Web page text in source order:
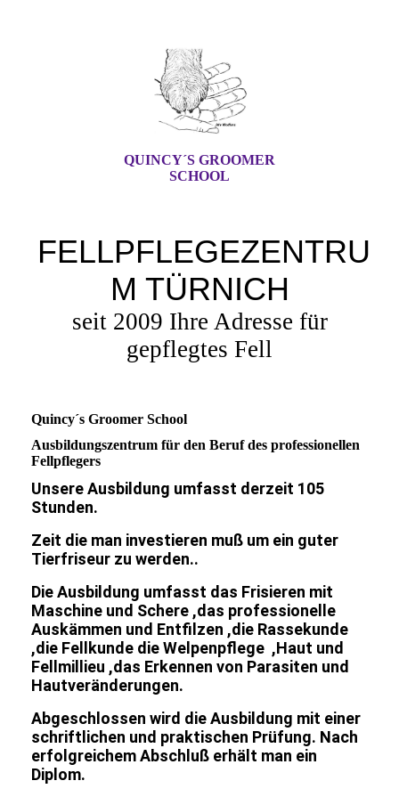
QUINCY´S GROOMER
SCHOOL
FELLPFLEGEZENTRU
M TÜRNICH
seit 2009 Ihre Adresse für
gepflegtes Fell
Quincy´s Groomer School
Ausbildungszentrum für den Beruf des professionellen
Fellpflegers
Unsere Ausbildung umfasst derzeit 105
Stunden.
Zeit die man investieren muß um ein guter
Tierfriseur zu werden..
Die Ausbildung umfasst das Frisieren mit
Maschine und Schere ,das professionelle
Auskämmen und Entfilzen ,die Rassekunde
,die Fellkunde die Welpenpflege ,Haut und
Fellmillieu ,das Erkennen von Parasiten und
Hautveränderungen.
Abgeschlossen wird die Ausbildung mit einer
schriftlichen und praktischen Prüfung. Nach
erfolgreichem Abschluß erhält man ein
Diplom.